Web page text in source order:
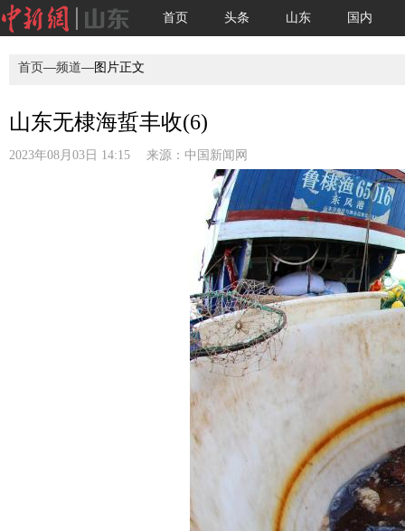
首页 头条 山东 国内
首页—频道—图片正文
山东无棣海蜇丰收(6)
2023年08月03日 14:15 来源： 中国新闻网